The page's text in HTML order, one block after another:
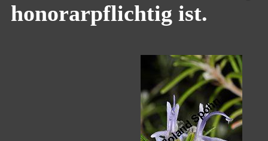
honorarpflichtig ist.